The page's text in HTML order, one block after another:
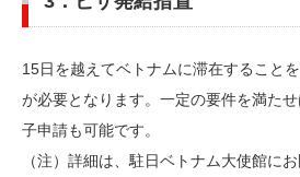
15日を越えてベトナムに滞在すること
が必要となります。一定の要件を満た
子申請も可能です。
（注）詳細は、駐日ベトナム大使館に